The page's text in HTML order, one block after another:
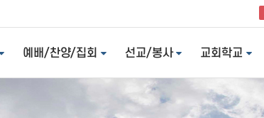
예배/찬양/집회 선교/봉사 교회학교